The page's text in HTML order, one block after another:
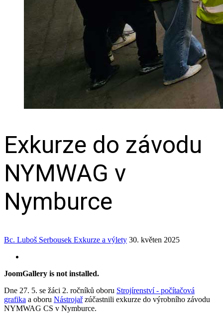
Exkurze do závodu
NYMWAG v
Nymburce
Bc. Luboš Serbousek Exkurze a výlety 30. květen 2025
JoomGallery is not installed.
Dne 27. 5. se žáci 2. ročníků oboru Strojírenství - počítačová
grafika a oboru Nástrojařzúčastnili exkurze do výrobního závodu
NYMWAG CS v Nymburce.